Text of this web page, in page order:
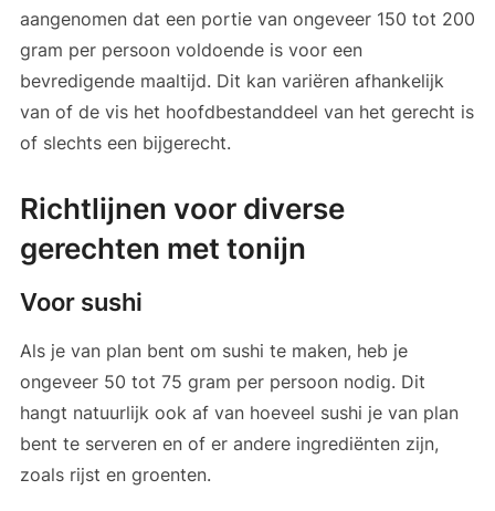
aangenomen dat een portie van ongeveer 150 tot 200
gram per persoon voldoende is voor een
bevredigende maaltijd. Dit kan variëren afhankelijk
van of de vis het hoofdbestanddeel van het gerecht is
of slechts een bijgerecht.
Richtlijnen voor diverse
gerechten met tonijn
Voor sushi
Als je van plan bent om sushi te maken, heb je
ongeveer 50 tot 75 gram per persoon nodig. Dit
hangt natuurlijk ook af van hoeveel sushi je van plan
bent te serveren en of er andere ingrediënten zijn,
zoals rijst en groenten.